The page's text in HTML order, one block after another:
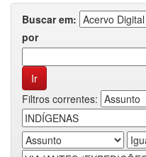
Buscar em:
por
Filtros correntes: